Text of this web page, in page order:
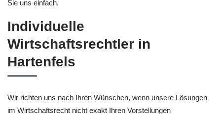
Sie uns einfach.
Individuelle
Wirtschaftsrechtler in
Hartenfels
Wir richten uns nach Ihren Wünschen, wenn unsere Lösungen
im Wirtschaftsrecht nicht exakt Ihren Vorstellungen